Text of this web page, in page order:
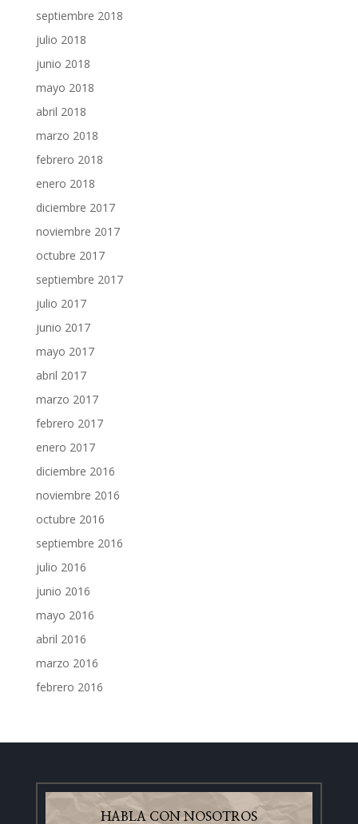
septiembre 2018
julio 2018
junio 2018
mayo 2018
abril 2018
marzo 2018
febrero 2018
enero 2018
diciembre 2017
noviembre 2017
octubre 2017
septiembre 2017
julio 2017
junio 2017
mayo 2017
abril 2017
marzo 2017
febrero 2017
enero 2017
diciembre 2016
noviembre 2016
octubre 2016
septiembre 2016
julio 2016
junio 2016
mayo 2016
abril 2016
marzo 2016
febrero 2016
HABLA CON NOSOTROS